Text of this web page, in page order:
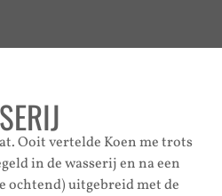
Ooit vertelde Koen me trots
in de wasserij en na een
ochtend) uitgebreid met de